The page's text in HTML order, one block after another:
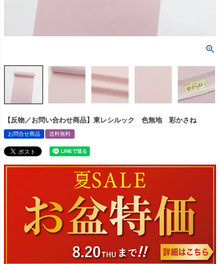
【反物／お問い合わせ商品】東レシルック 色無地 彩かさね
お問合せ商品 送料無料